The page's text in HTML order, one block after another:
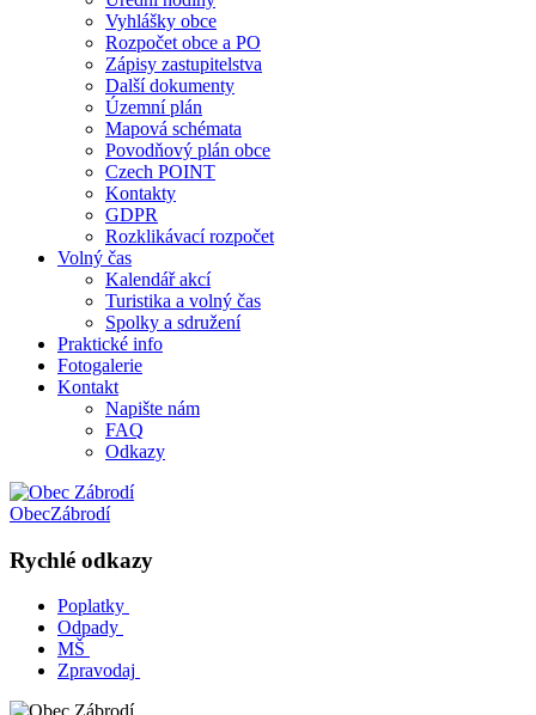
Vyhlášky obce
Rozpočet obce a PO
Zápisy zastupitelstva
Další dokumenty
Územní plán
Mapová schémata
Povodňový plán obce
Czech POINT
Kontakty
GDPR
Rozklikávací rozpočet
Volný čas
Kalendář akcí
Turistika a volný čas
Spolky a sdružení
Praktické info
Fotogalerie
Kontakt
Napište nám
FAQ
Odkazy
ObecZábrodí
Rychlé odkazy
Poplatky
Odpady
MŠ
Zpravodaj